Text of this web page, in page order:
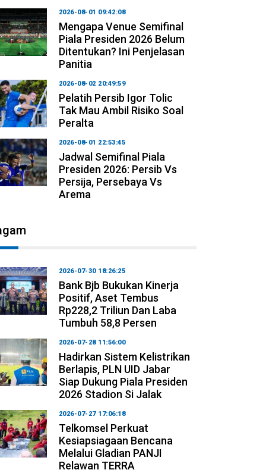
2026-08-01 09:42:08
Mengapa Venue Semifinal
Piala Presiden 2026 Belum
Ditentukan? Ini Penjelasan
Panitia
2026-08-02 20:49:59
Pelatih Persib Igor Tolic
Tak Mau Ambil Risiko Soal
Peralta
2026-08-01 22:53:45
Jadwal Semifinal Piala
Presiden 2026: Persib Vs
Persija, Persebaya Vs
Arema
2026-07-30 18:26:25
Bank Bjb Bukukan Kinerja
Positif, Aset Tembus
Rp228,2 Triliun Dan Laba
Tumbuh 58,8 Persen
2026-07-28 11:56:00
Hadirkan Sistem Kelistrikan
Berlapis, PLN UID Jabar
Siap Dukung Piala Presiden
2026 Stadion Si Jalak
2026-07-27 17:06:18
Telkomsel Perkuat
Kesiapsiagaan Bencana
Melalui Gladian PANJI
Relawan TERRA